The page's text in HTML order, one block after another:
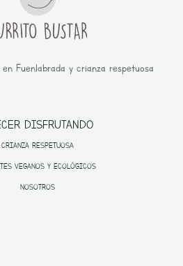
Fuenlabrada y crianza respetuosa
DISFRUTANDO
CRIANZA RESPETUOSA
VEGANOS Y ECOLÓGICOS
NOSOTROS